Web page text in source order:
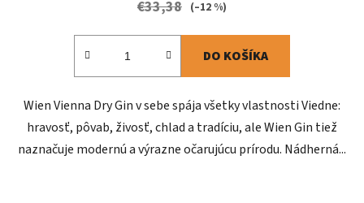
€33,38 (–12 %)
DO KOŠÍKA
Wien Vienna Dry Gin v sebe spája všetky vlastnosti Viedne:
hravosť, pôvab, živosť, chlad a tradíciu, ale Wien Gin tiež
naznačuje modernú a výrazne očarujúcu prírodu. Nádherná...